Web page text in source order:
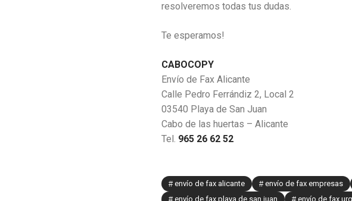
resolveremos todas tus dudas.
Te esperamos!
CABOCOPY
Envío de Fax Alicante
Calle Pedro Ferrándiz 2, Local 2
03540 Playa de San Juan
Cabo de las huertas – Alicante
Tel. 965 26 62 52
envío de fax alicante envío de fax empresas
envío de fax playa de san juan
envío de fax